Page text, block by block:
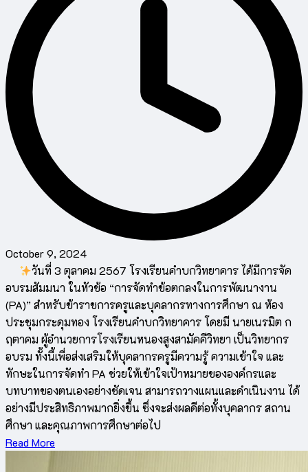
October 9, 2024
วันที่ 3 ตุลาคม 2567 โรงเรียนคำบกวิทยาคาร ได้มีการจัด
อบรมสัมมนา ในหัวข้อ “การจัดทำข้อตกลงในการพัฒนางาน
(PA)” สำหรับข้าราชการครูและบุคลากรทางการศึกษา ณ ห้อง
ประชุมกระดุมทอง โรงเรียนคำบกวิทยาคาร โดยมี นายเนรมิต ก
ฤตาคม ผู้อำนวยการโรงเรียนหนองสูงสามัคคีวิทยา เป็นวิทยากร
อบรม ทั้งนี้เพื่อส่งเสริมให้บุคลากรครูมีความรู้ ความเข้าใจ และ
ทักษะในการจัดทำ PA ช่วยให้เข้าใจเป้าหมายขององค์กรและ
บทบาทของตนเองอย่างชัดเจน สามารถวางแผนและดำเนินงาน ได้
อย่างมีประสิทธิภาพมากยิ่งขึ้น ซึ่งจะส่งผลดีต่อทั้งบุคลากร สถาน
ศึกษา และคุณภาพการศึกษาต่อไป
Read More